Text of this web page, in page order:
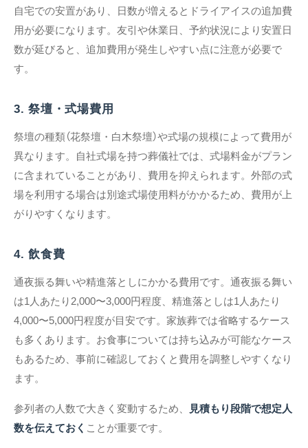
自宅での安置があり、日数が増えるとドライアイスの追加費
用が必要になります。友引や休業日、予約状況により安置日
数が延びると、追加費用が発生しやすい点に注意が必要で
す。
3. 祭壇・式場費用
祭壇の種類（花祭壇・白木祭壇）や式場の規模によって費用が
異なります。自社式場を持つ葬儀社では、式場料金がプラン
に含まれていることがあり、費用を抑えられます。外部の式
場を利用する場合は別途式場使用料がかかるため、費用が上
がりやすくなります。
4. 飲食費
通夜振る舞いや精進落としにかかる費用です。通夜振る舞い
は1人あたり2,000〜3,000円程度、精進落としは1人あたり
4,000〜5,000円程度が目安です。家族葬では省略するケース
も多くあります。お食事については持ち込みが可能なケース
もあるため、事前に確認しておくと費用を調整しやすくなり
ます。
参列者の人数で大きく変動するため、 見積もり段階で想定人
数を伝えておく ことが重要です。